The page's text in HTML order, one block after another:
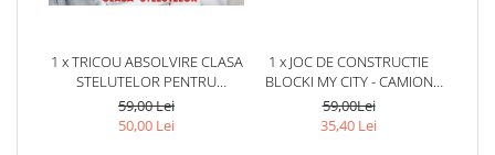
1 x TRICOU ABSOLVIRE CLASA
STELUTELOR PENTRU
EDUCATOARE, ELEVI CLASA 4
SAU GRADINITA ABS10892
59,00 Lei
50,00 Lei
1 x JOC DE CONSTRUCTIE
BLOCKI MY CITY - CAMION
(163 PIESE)
59,00Lei
35,40 Lei